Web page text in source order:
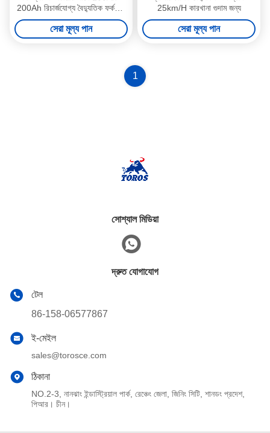
200Ah রিচার্জযোগ্য বৈদ্যুতিক ফর্কলিফ্ট
ট্রাক 3 টন
সেরা মূল্য পান
25km/H কারখানা গুদাম জন্য
সেরা মূল্য পান
1
সোশ্যাল মিডিয়া
দ্রুত যোগাযোগ
টেল
86-158-06577867
ই-মেইল
sales@torosce.com
ঠিকানা
NO.2-3, নানঝাং ইন্ডাস্ট্রিয়াল পার্ক, রেঞ্চেং জেলা, জিনিং সিটি, শানডং প্রদেশ,
পিআর। চীন।